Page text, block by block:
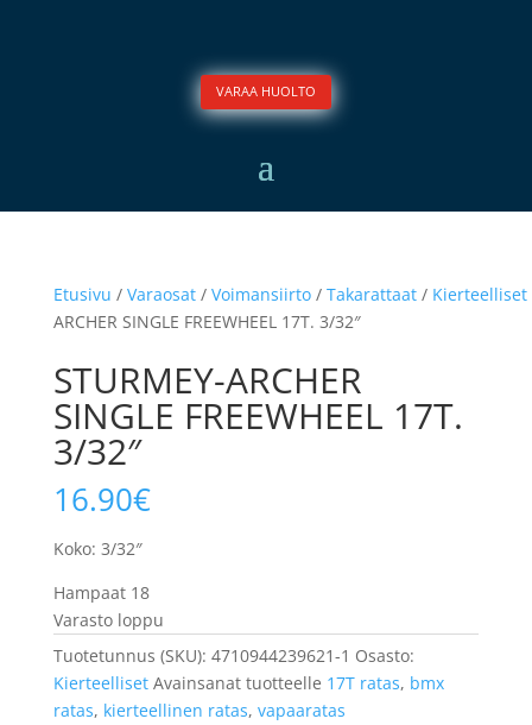
VARAA HUOLTO
Etusivu / Varaosat/ Voimansiirto/ Takarattaat/ Kierteelliset
ARCHER SINGLE FREEWHEEL 17T. 3/32″
STURMEY-ARCHER
SINGLE FREEWHEEL 17T.
3/32″
16.90€
Koko: 3/32″
Hampaat 18
Varasto loppu
Tuotetunnus (SKU): 4710944239621-1 Osasto:
Kierteelliset Avainsanat tuotteelle 17T ratas, bmx
ratas, kierteellinen ratas, vapaaratas